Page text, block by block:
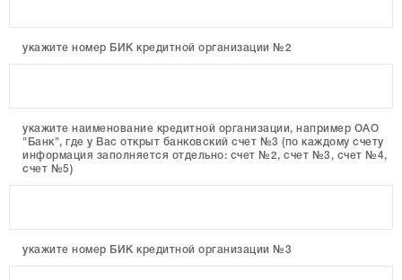
укажите номер БИК кредитной организации №2
укажите наименование кредитной организации, например ОАО
"Банк", где у Вас открыт банковский счет №3 (по каждому счету
информация заполняется отдельно: счет №2, счет №3, счет №4,
счет №5)
укажите номер БИК кредитной организации №3